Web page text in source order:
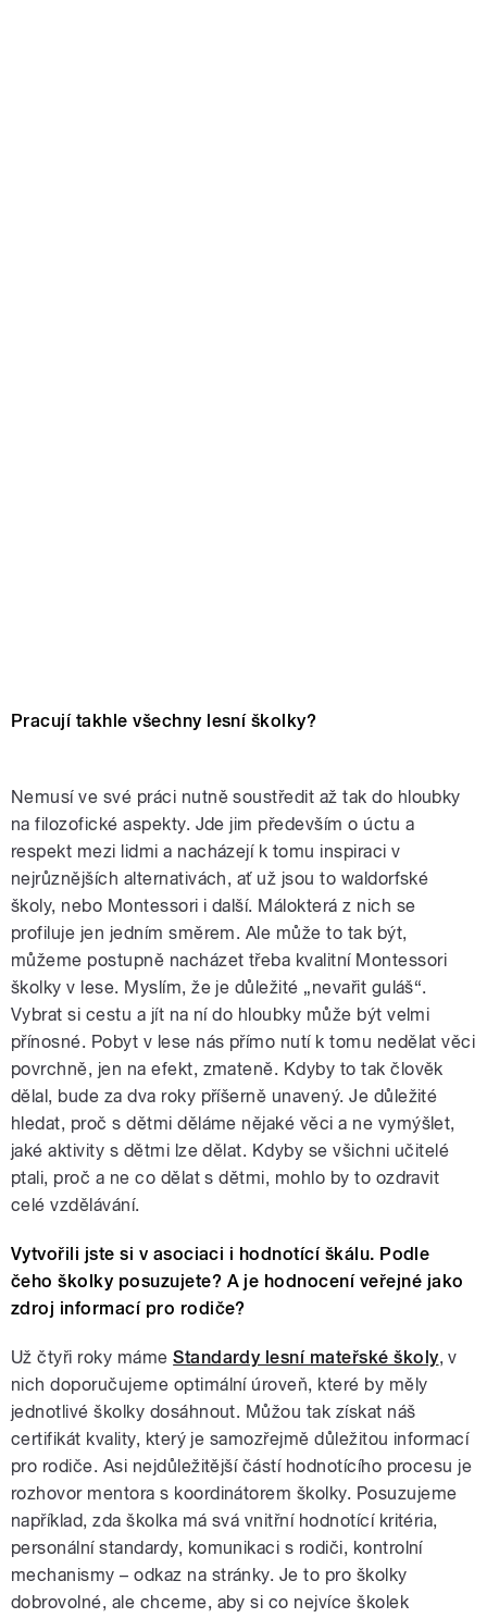
Pracují takhle všechny lesní školky?
Nemusí ve své práci nutně soustředit až tak do hloubky
na filozofické aspekty. Jde jim především o úctu a
respekt mezi lidmi a nacházejí k tomu inspiraci v
nejrůznějších alternativách, ať už jsou to waldorfské
školy, nebo Montessori i další. Málokterá z nich se
profiluje jen jedním směrem. Ale může to tak být,
můžeme postupně nacházet třeba kvalitní Montessori
školky v lese. Myslím, že je důležité „nevařit guláš“.
Vybrat si cestu a jít na ní do hloubky může být velmi
přínosné. Pobyt v lese nás přímo nutí k tomu nedělat věci
povrchně, jen na efekt, zmateně. Kdyby to tak člověk
dělal, bude za dva roky příšerně unavený. Je důležité
hledat, proč s dětmi děláme nějaké věci a ne vymýšlet,
jaké aktivity s dětmi lze dělat. Kdyby se všichni učitelé
ptali, proč a ne co dělat s dětmi, mohlo by to ozdravit
celé vzdělávání.
Vytvořili jste si v asociaci i hodnotící škálu. Podle
čeho školky posuzujete? A je hodnocení veřejné jako
zdroj informací pro rodiče?
Už čtyři roky mámeStandardy lesní mateřské školy, v
nich doporučujeme optimální úroveň, které by měly
jednotlivé školky dosáhnout. Můžou tak získat náš
certifikát kvality, který je samozřejmě důležitou informací
pro rodiče. Asi nejdůležitější částí hodnotícího procesu je
rozhovor mentora s koordinátorem školky. Posuzujeme
například, zda školka má svá vnitřní hodnotící kritéria,
personální standardy, komunikaci s rodiči, kontrolní
mechanismy – odkaz na stránky. Je to pro školky
dobrovolné, ale chceme, aby si co nejvíce školek